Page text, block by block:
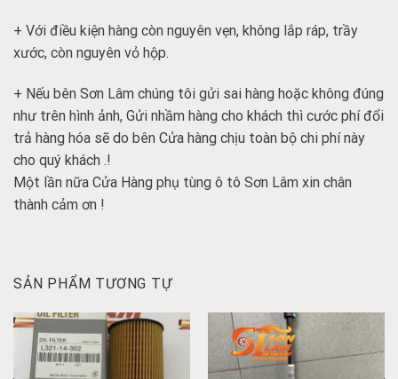
+ Với điều kiện hàng còn nguyên vẹn, không lắp ráp, trầy
xước, còn nguyên vỏ hộp.
+ Nếu bên Sơn Lâm chúng tôi gửi sai hàng hoặc không đúng
như trên hình ảnh, Gửi nhầm hàng cho khách thì cước phí đổi
trả hàng hóa sẽ do bên Cửa hàng chịu toàn bộ chi phí này
cho quý khách .!
Một lần nữa Cửa Hàng phụ tùng ô tô Sơn Lâm xin chân
thành cảm ơn !
SẢN PHẨM TƯƠNG TỰ